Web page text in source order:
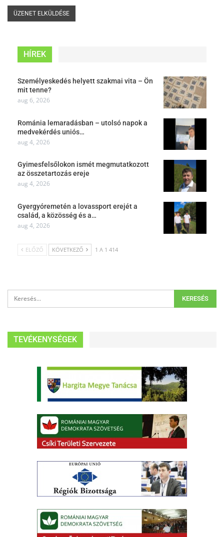
HÍREK
Személyeskedés helyett szakmai vita – Ön
mit tenne?
aug 6, 2026
Románia lemaradásban – utolsó napok a
medvekérdés uniós…
aug 4, 2026
Gyimesfelsőlokon ismét megmutatkozott
az összetartozás ereje
aug 4, 2026
Gyergyóremetén a lovassport erejét a
család, a közösség és a…
aug 4, 2026
ELŐZŐ KÖVETKEZŐ 1 A 1 414
TEVÉKENYSÉGEK